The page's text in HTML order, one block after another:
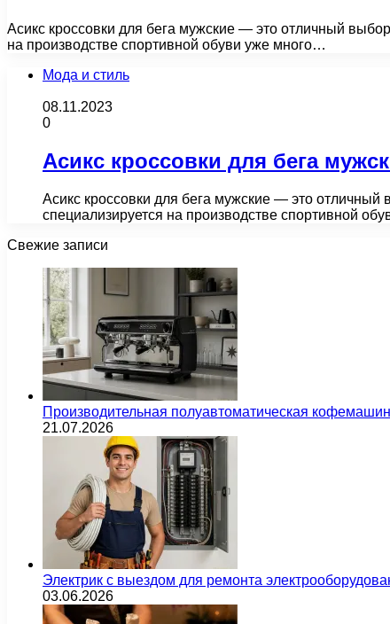
Асикс кроссовки для бега мужские — это отличный
на производстве спортивной обуви уже много…
Мода и стиль
08.11.2023
0
Асикс кроссовки для бега
Асикс кроссовки для бега мужские — это
специализируется на производстве спортивной
Свежие записи
Производительная полуавтоматическая
21.07.2026
Электрик с выездом для ремонта
03.06.2026